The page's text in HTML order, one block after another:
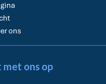
ons
ons op